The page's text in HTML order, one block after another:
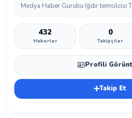
Medya Haber Gurubu Iğdır temsilcisi
432
Haberler
0
Takipçiler
Profili
Takip Et